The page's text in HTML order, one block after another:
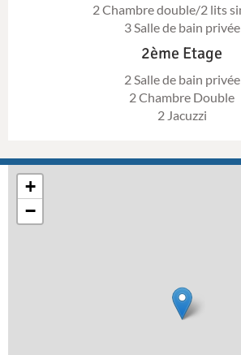
2 Chambre double/2 lits
3 Salle de bain privée
2ème Etage
2 Salle de bain privée
2 Chambre Double
2 Jacuzzi
+
−